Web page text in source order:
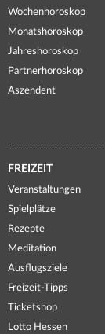
Wochenhoroskop
Monatshoroskop
Jahreshoroskop
Partnerhoroskop
Aszendent
FREIZEIT
Veranstaltungen
Spielplätze
Rezepte
Meditation
Ausflugsziele
Freizeit-Tipps
Ticketshop
Lotto Hessen